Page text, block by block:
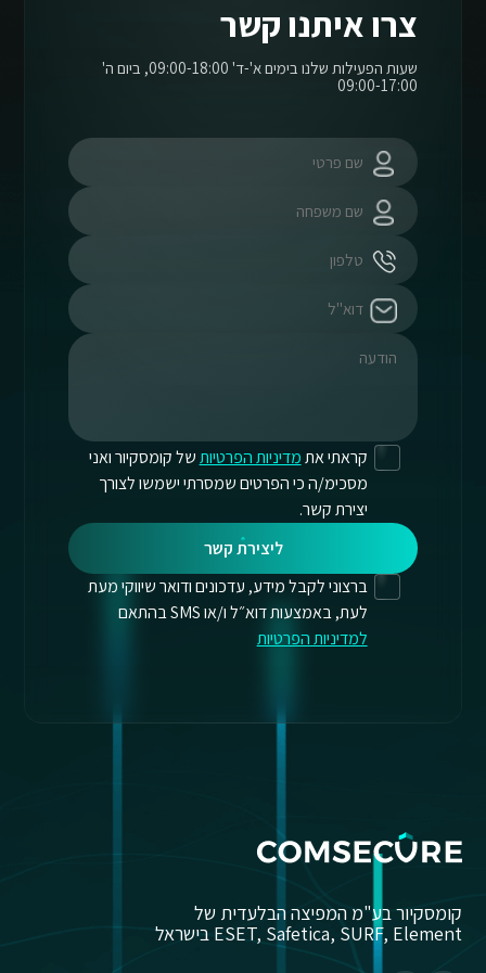
צרו איתנו קשר
שעות הפעילות שלנו בימים א'-ד' 09:00-18:00, ביום ה'
09:00-17:00
קראתי אתמדיניות הפרטיותשל קומסקיור ואני
מסכימ/ה כי הפרטים שמסרתי ישמשו לצורך
יצירת קשר.
ליצירת קשר
ברצוני לקבל מידע, עדכונים ודואר שיווקי מעת
לעת, באמצעות דוא״ל ו/או SMS בהתאם
למדיניות הפרטיות
קומסקיור בע"מ המפיצה הבלעדית של
ESET, Safetica, SURF, Element בישראל